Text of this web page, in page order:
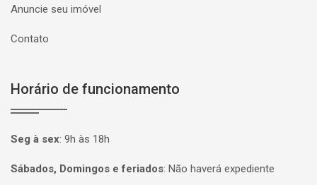
Anuncie seu imóvel
Contato
Horário de funcionamento
Seg à sex: 9h às 18h
Sábados, Domingos e feriados: Não haverá expediente